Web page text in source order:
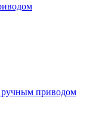
ручным приводом